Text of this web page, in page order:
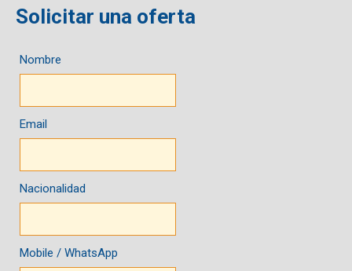
Solicitar una oferta
Nombre
Email
Nacionalidad
Mobile / WhatsApp